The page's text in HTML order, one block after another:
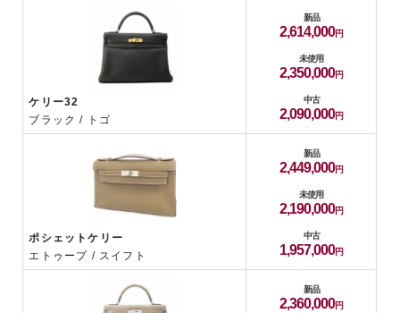
ケリー32
ブラック / トゴ
新品
2,614,000
未使用
2,350,000
中古
2,090,000
ポシェットケリー
エトゥープ / スイフト
新品
2,449,000
未使用
2,190,000
中古
1,957,000
新品
2,360,000